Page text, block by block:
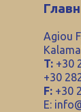
Agiou
T: +30
+30
F: +30
E: